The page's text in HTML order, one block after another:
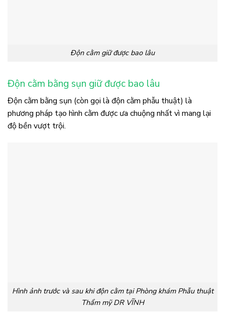
Độn cằm giữ được bao lâu
Độn cằm bằng sụn giữ được bao lâu
Độn cằm bằng sụn (còn gọi là độn cằm phẫu thuật) là
phương pháp tạo hình cằm được ưa chuộng nhất vì mang lại
độ bền vượt trội.
Hình ảnh trước và sau khi độn cằm tại Phòng khám Phẫu thuật
Thẩm mỹ DR VĨNH